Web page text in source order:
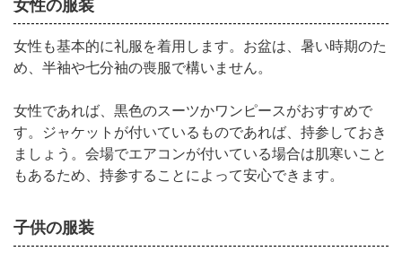
女性の服装
女性も基本的に礼服を着用します。お盆は、暑い時期のた
め、半袖や七分袖の喪服で構いません。
女性であれば、黒色のスーツかワンピースがおすすめで
す。ジャケットが付いているものであれば、持参しておき
ましょう。会場でエアコンが付いている場合は肌寒いこと
もあるため、持参することによって安心できます。
子供の服装